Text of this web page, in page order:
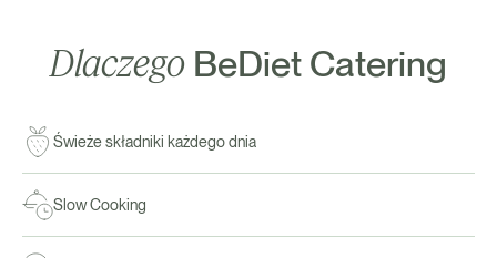
Dlaczego BeDiet Catering
Świeże składniki każdego dnia
Slow Cooking